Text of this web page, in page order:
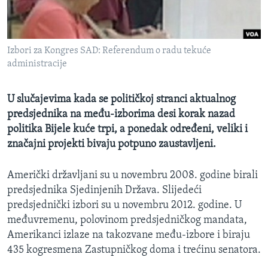
MAGAZIN
O GLASU AMERIKE
Learning English
PRATITE NAS
Jezici
Izbori za Kongres SAD: Referendum o radu tekuće
administracije
U slučajevima kada se političkoj stranci aktualnog
predsjednika na među-izborima desi korak nazad
politika Bijele kuće trpi, a ponedak određeni, veliki i
značajni projekti bivaju potpuno zaustavljeni.
Američki državljani su u novembru 2008. godine birali
predsjednika Sjedinjenih Država. Slijedeći
predsjednički izbori su u novembru 2012. godine. U
međuvremenu, polovinom predsjedničkog mandata,
Amerikanci izlaze na takozvane među-izbore i biraju
435 kogresmena Zastupničkog doma i trećinu senatora.